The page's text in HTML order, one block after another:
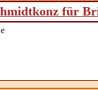
für